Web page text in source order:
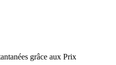
grâce aux Prix